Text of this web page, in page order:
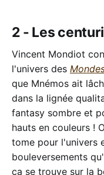
2 - Les
Vincent Mondiot
l'univers des
que Mnémos ait
dans la lignée
fantasy sombre et
hauts en couleurs !
tome pour l'univers
bouleversements
ça se trouve sur la